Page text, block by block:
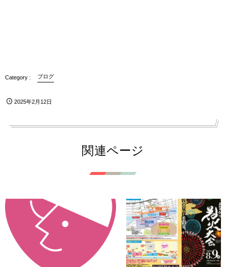
ブログ
2025年2月12日
関連ページ